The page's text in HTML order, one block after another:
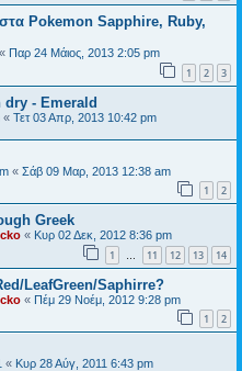
Pokemon Sapphire, Ruby,
« Παρ 24 Μάιος, 2013 2:05 pm
1 2 3
dry - Emerald
« Τετ 03 Απρ, 2013 10:42 pm
« Σάβ 09 Μαρ, 2013 12:38 am
1 2
Greek
« Κυρ 02 Δεκ, 2012 8:36 pm
1 … 11 12 13 14
LeafGreen/Saphirre?
« Πέμ 29 Νοέμ, 2012 9:28 pm
1 2
« Κυρ 28 Αύγ, 2011 6:43 pm